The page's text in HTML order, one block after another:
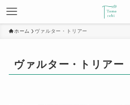
ホーム ヴァルター・トリアー
ヴァルター・トリアー